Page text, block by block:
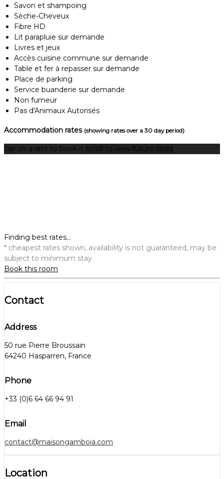
Savon et shampoing
Sèche-Cheveux
Fibre HD
Lit parapluie sur demande
Livres et jeux
Accès cuisine commune sur demande
Table et fer à repasser sur demande
Place de parking
Service buanderie sur demande
Non fumeur
Pas d'Animaux Autorisés
Accommodation rates (showing rates over a 30 day period)
tap on a rate to book it scroll to view future rates
Finding best rates...
* cheapest rates shown, availability is not guaranteed, may be
subject to minimum stay
Book this room
Contact
Address
50 rue Pierre Broussain
64240 Hasparren, France
Phone
+33 (0)6 64 66 94 91
Email
contact@maisongamboia.com
Location